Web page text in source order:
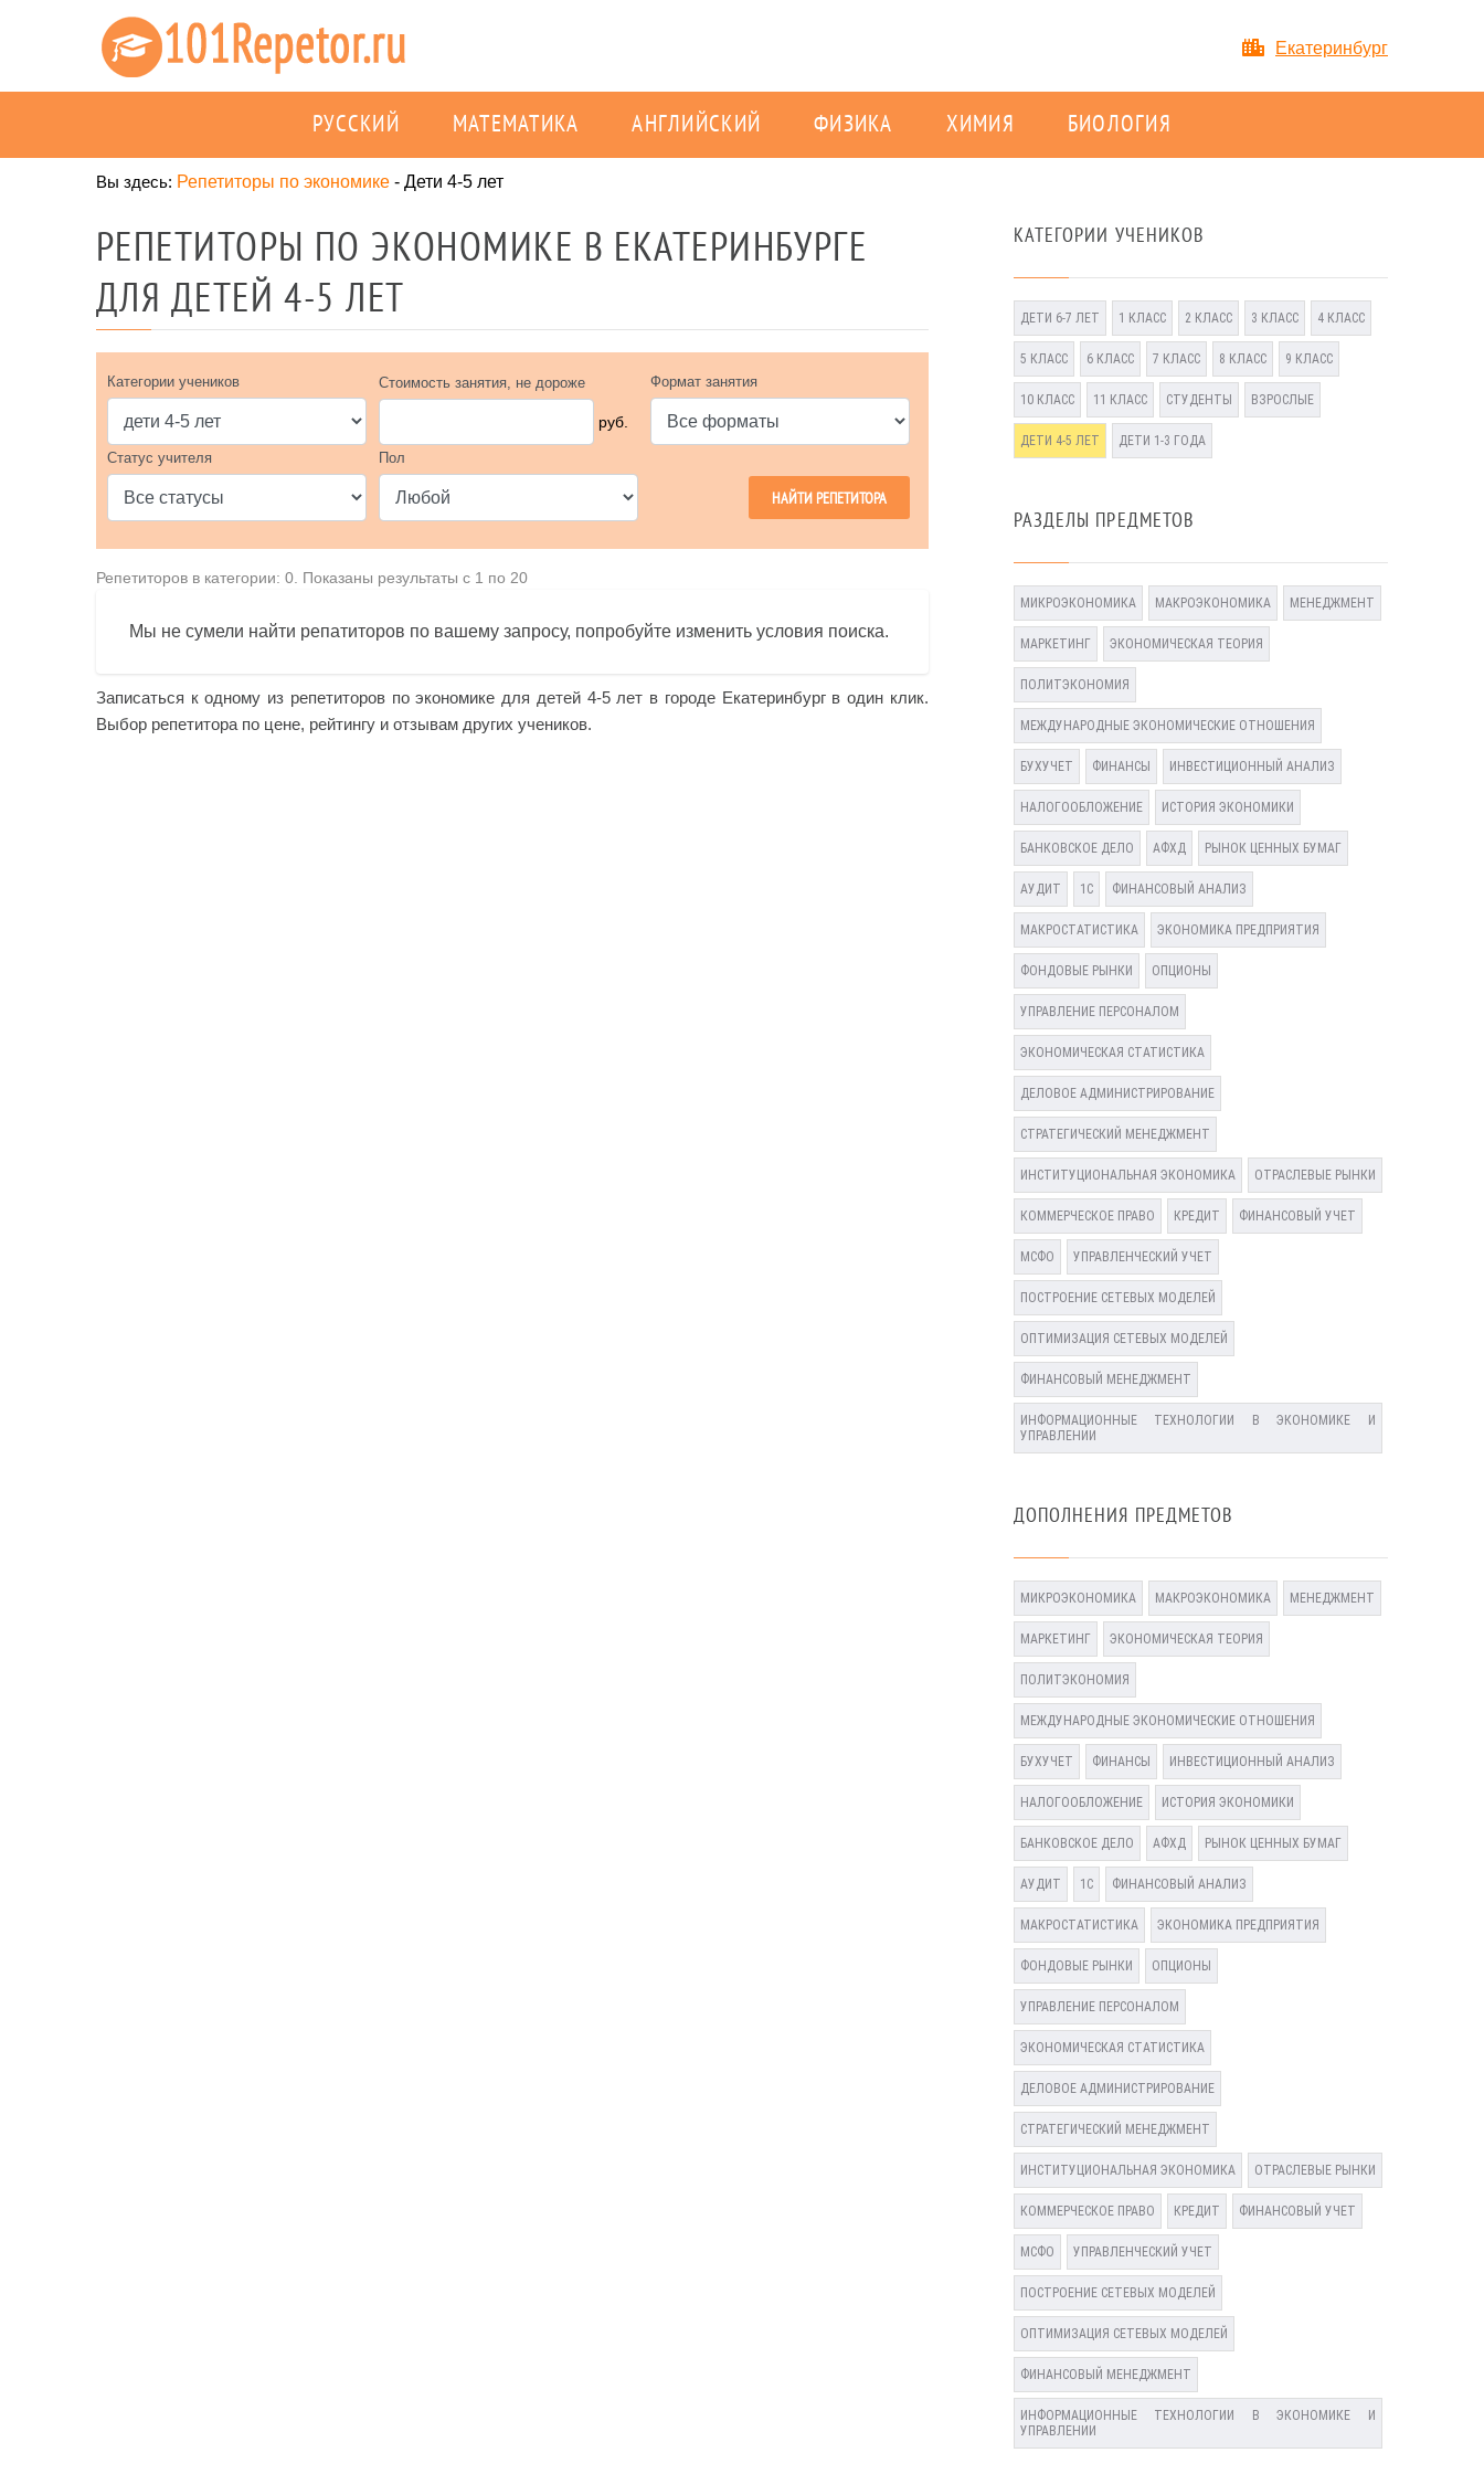
Екатеринбург
РУССКИЙ МАТЕМАТИКА АНГЛИЙСКИЙ ФИЗИКА ХИМИЯ БИОЛОГИЯ
Вы здесь: Репетиторы по экономике - Дети 4-5 лет
РЕПЕТИТОРЫ ПО ЭКОНОМИКЕ В ЕКАТЕРИНБУРГЕ
ДЛЯ ДЕТЕЙ 4-5 ЛЕТ
Категории учеников Стоимость занятия, не дороже
руб.
Формат занятия
Статус учителя Пол
Репетиторов в категории: 0. Показаны результаты с 1 по 20
Мы не сумели найти репатиторов по вашему запросу, попробуйте изменить условия поиска.
Записаться к одному из репетиторов по экономике для детей 4-5 лет в городе Екатеринбург в один клик.
Выбор репетитора по цене, рейтингу и отзывам других учеников.
КАТЕГОРИИ УЧЕНИКОВ
ДЕТИ 6-7 ЛЕТ 1 КЛАСС 2 КЛАСС 3 КЛАСС 4 КЛАСС
5 КЛАСС 6 КЛАСС 7 КЛАСС 8 КЛАСС 9 КЛАСС
10 КЛАСС 11 КЛАСС СТУДЕНТЫ ВЗРОСЛЫЕ
ДЕТИ 4-5 ЛЕТ ДЕТИ 1-3 ГОДА
РАЗДЕЛЫ ПРЕДМЕТОВ
МИКРОЭКОНОМИКА МАКРОЭКОНОМИКА МЕНЕДЖМЕНТ
МАРКЕТИНГ ЭКОНОМИЧЕСКАЯ ТЕОРИЯ
ПОЛИТЭКОНОМИЯ
МЕЖДУНАРОДНЫЕ ЭКОНОМИЧЕСКИЕ ОТНОШЕНИЯ
БУХУЧЕТ ФИНАНСЫ ИНВЕСТИЦИОННЫЙ АНАЛИЗ
НАЛОГООБЛОЖЕНИЕ ИСТОРИЯ ЭКОНОМИКИ
БАНКОВСКОЕ ДЕЛО АФХД РЫНОК ЦЕННЫХ БУМАГ
АУДИТ 1С ФИНАНСОВЫЙ АНАЛИЗ
МАКРОСТАТИСТИКА ЭКОНОМИКА ПРЕДПРИЯТИЯ
ФОНДОВЫЕ РЫНКИ ОПЦИОНЫ
УПРАВЛЕНИЕ ПЕРСОНАЛОМ
ЭКОНОМИЧЕСКАЯ СТАТИСТИКА
ДЕЛОВОЕ АДМИНИСТРИРОВАНИЕ
СТРАТЕГИЧЕСКИЙ МЕНЕДЖМЕНТ
ИНСТИТУЦИОНАЛЬНАЯ ЭКОНОМИКА ОТРАСЛЕВЫЕ РЫНКИ
КОММЕРЧЕСКОЕ ПРАВО КРЕДИТ ФИНАНСОВЫЙ УЧЕТ
МСФО УПРАВЛЕНЧЕСКИЙ УЧЕТ
ПОСТРОЕНИЕ СЕТЕВЫХ МОДЕЛЕЙ
ОПТИМИЗАЦИЯ СЕТЕВЫХ МОДЕЛЕЙ
ФИНАНСОВЫЙ МЕНЕДЖМЕНТ
ИНФОРМАЦИОННЫЕ ТЕХНОЛОГИИ В ЭКОНОМИКЕ И
УПРАВЛЕНИИ
ДОПОЛНЕНИЯ ПРЕДМЕТОВ
МИКРОЭКОНОМИКА МАКРОЭКОНОМИКА МЕНЕДЖМЕНТ
МАРКЕТИНГ ЭКОНОМИЧЕСКАЯ ТЕОРИЯ
ПОЛИТЭКОНОМИЯ
МЕЖДУНАРОДНЫЕ ЭКОНОМИЧЕСКИЕ ОТНОШЕНИЯ
БУХУЧЕТ ФИНАНСЫ ИНВЕСТИЦИОННЫЙ АНАЛИЗ
НАЛОГООБЛОЖЕНИЕ ИСТОРИЯ ЭКОНОМИКИ
БАНКОВСКОЕ ДЕЛО АФХД РЫНОК ЦЕННЫХ БУМАГ
АУДИТ 1С ФИНАНСОВЫЙ АНАЛИЗ
МАКРОСТАТИСТИКА ЭКОНОМИКА ПРЕДПРИЯТИЯ
ФОНДОВЫЕ РЫНКИ ОПЦИОНЫ
УПРАВЛЕНИЕ ПЕРСОНАЛОМ
ЭКОНОМИЧЕСКАЯ СТАТИСТИКА
ДЕЛОВОЕ АДМИНИСТРИРОВАНИЕ
СТРАТЕГИЧЕСКИЙ МЕНЕДЖМЕНТ
ИНСТИТУЦИОНАЛЬНАЯ ЭКОНОМИКА ОТРАСЛЕВЫЕ РЫНКИ
КОММЕРЧЕСКОЕ ПРАВО КРЕДИТ ФИНАНСОВЫЙ УЧЕТ
МСФО УПРАВЛЕНЧЕСКИЙ УЧЕТ
ПОСТРОЕНИЕ СЕТЕВЫХ МОДЕЛЕЙ
ОПТИМИЗАЦИЯ СЕТЕВЫХ МОДЕЛЕЙ
ФИНАНСОВЫЙ МЕНЕДЖМЕНТ
ИНФОРМАЦИОННЫЕ ТЕХНОЛОГИИ В ЭКОНОМИКЕ И
УПРАВЛЕНИИ